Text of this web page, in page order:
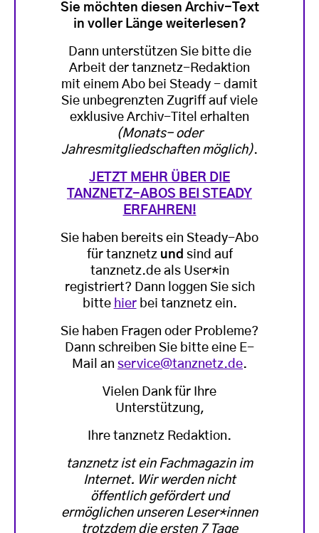
Sie möchten diesen Archiv-Text
in voller Länge weiterlesen?
Dann unterstützen Sie bitte die
Arbeit der tanznetz-Redaktion
mit einem Abo bei Steady - damit
Sie unbegrenzten Zugriff auf viele
exklusive Archiv-Titel erhalten
(Monats- oder
Jahresmitgliedschaften möglich).
JETZT MEHR ÜBER DIE
TANZNETZ-ABOS BEI STEADY
ERFAHREN!
Sie haben bereits ein Steady-Abo
für tanznetz und sind auf
tanznetz.de als User*in
registriert? Dann loggen Sie sich
bitte hierbei tanznetz ein.
Sie haben Fragen oder Probleme?
Dann schreiben Sie bitte eine E-
Mail an service@tanznetz.de.
Vielen Dank für Ihre
Unterstützung,
Ihre tanznetz Redaktion.
tanznetz ist ein Fachmagazin im
Internet. Wir werden nicht
öffentlich gefördert und
ermöglichen unseren Leser*innen
trotzdem die ersten 7 Tage